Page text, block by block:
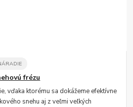
frézu
vďaka ktorému sa dokážeme efektívne
snehu aj z veľmi veľkých